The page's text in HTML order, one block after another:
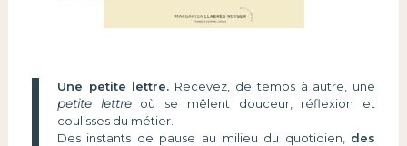
Une petite lettre. Recevez, de temps à autre, une
petite lettreoù se mêlent douceur, réflexion et
coulisses du métier.
Des instants de pause au milieu du quotidien, des